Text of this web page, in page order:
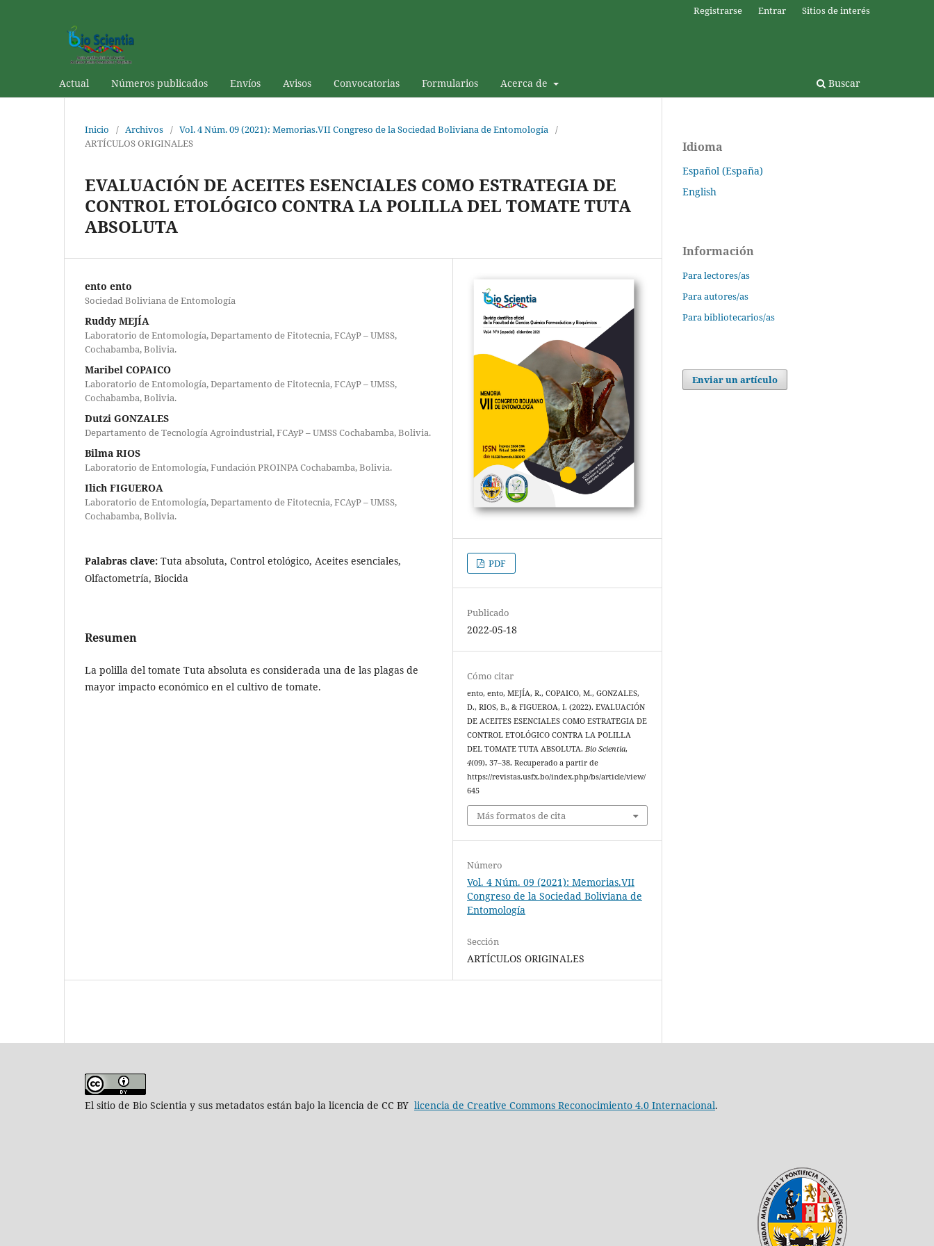
Actual Números publicados Envíos Avisos Convocatorias Formularios Acerca de Buscar
Registrarse Entrar Sitios de interés
Inicio / Archivos / Vol. 4 Núm. 09 (2021): Memorias.VII Congreso de la Sociedad Boliviana de Entomología /
ARTÍCULOS ORIGINALES
EVALUACIÓN DE ACEITES ESENCIALES COMO ESTRATEGIA DE
CONTROL ETOLÓGICO CONTRA LA POLILLA DEL TOMATE TUTA
ABSOLUTA
ento ento
Sociedad Boliviana de Entomología
Ruddy MEJÍA
Laboratorio de Entomología, Departamento de Fitotecnia, FCAyP – UMSS,
Cochabamba, Bolivia.
Maribel COPAICO
Laboratorio de Entomología, Departamento de Fitotecnia, FCAyP – UMSS,
Cochabamba, Bolivia.
Dutzi GONZALES
Departamento de Tecnología Agroindustrial, FCAyP – UMSS Cochabamba, Bolivia.
Bilma RIOS
Laboratorio de Entomología, Fundación PROINPA Cochabamba, Bolivia.
Ilich FIGUEROA
Laboratorio de Entomología, Departamento de Fitotecnia, FCAyP – UMSS,
Cochabamba, Bolivia.
Palabras clave: Tuta absoluta, Control etológico, Aceites esenciales,
Olfactometría, Biocida
Resumen
La polilla del tomate Tuta absoluta es considerada una de las plagas de
mayor impacto económico en el cultivo de tomate.
PDF
Publicado
2022-05-18
Cómo citar
ento, ento, MEJÍA, R., COPAICO, M., GONZALES,
D., RIOS, B., & FIGUEROA, I. (2022). EVALUACIÓN
DE ACEITES ESENCIALES COMO ESTRATEGIA DE
CONTROL ETOLÓGICO CONTRA LA POLILLA
DEL TOMATE TUTA ABSOLUTA.Bio Scientia,
4(09), 37–38. Recuperado a partir de
https://revistas.usfx.bo/index.php/bs/article/view/
645
Más formatos de cita
Número
Vol. 4 Núm. 09 (2021): Memorias.VII
Congreso de la Sociedad Boliviana de
Entomología
Sección
ARTÍCULOS ORIGINALES
Idioma
Español (España)
English
Información
Para lectores/as
Para autores/as
Para bibliotecarios/as
Enviar un artículo
El sitio de Bio Scientia y sus metadatos están bajo la licencia de CC BY licencia de Creative Commons Reconocimiento 4.0 Internacional.